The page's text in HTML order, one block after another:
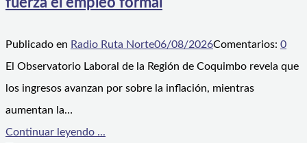
Publicado en Radio Ruta Norte06/08/2026Comentarios: 0
El Observatorio Laboral de la Región de Coquimbo revela que
los ingresos avanzan por sobre la inflación, mientras
aumentan la…
Continuar leyendo ...